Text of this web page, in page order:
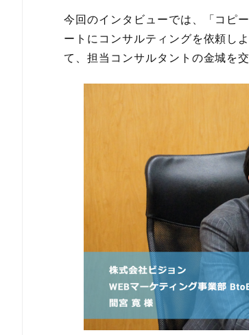
今回のインタビューでは、「コピ
ートにコンサルティングを依頼し
て、担当コンサルタントの金城を